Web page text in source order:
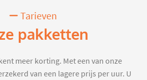
Tarieven
pakketten
meer korting. Met een van onze
van een lagere prijs per uur. U